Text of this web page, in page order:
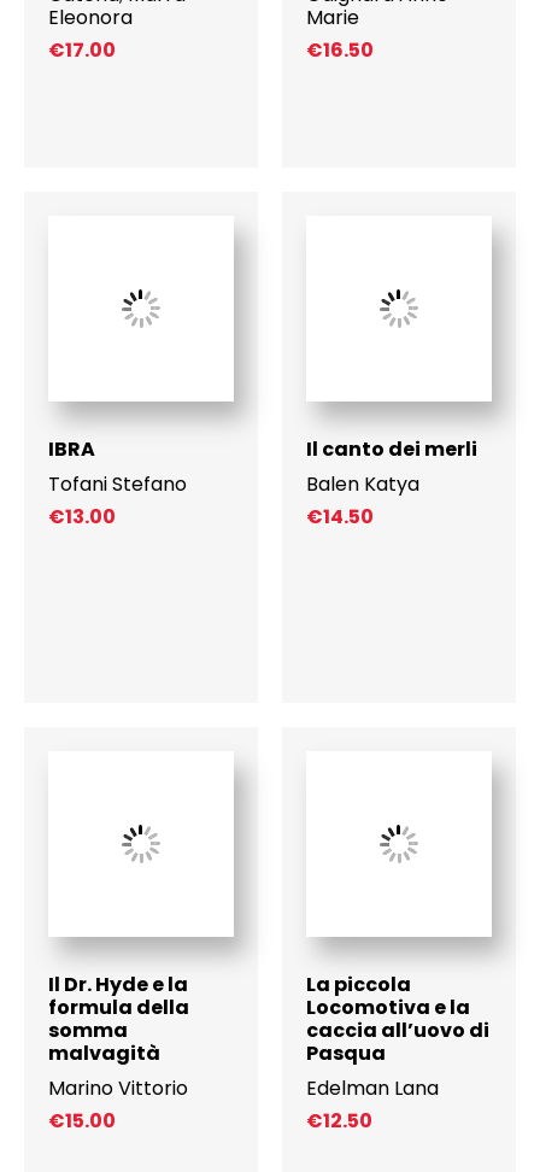
Eleonora
€17.00
Marie
€16.50
IBRA
Tofani Stefano
€13.00
Il canto dei merli
Balen Katya
€14.50
Il Dr. Hyde e la
formula della
somma
malvagità
Marino Vittorio
€15.00
La piccola
Locomotiva e la
caccia all’uovo di
Pasqua
Edelman Lana
€12.50